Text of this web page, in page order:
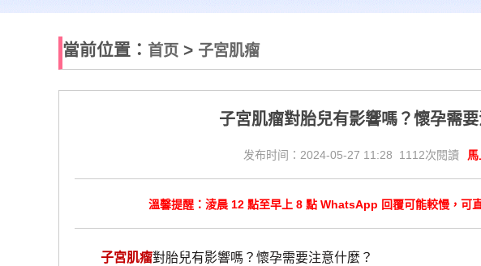
當前位置： 首页 > 子宮肌瘤
子宮肌瘤對胎兒有影響嗎？懷孕需
发布时间：2024-05-27 11:28 1112次閱讀
溫馨提醒：淩晨 12 點至早上 8 點 WhatsApp 回覆可能較慢，可
子宮肌瘤對胎兒有影響嗎？懷孕需要注意什麼？